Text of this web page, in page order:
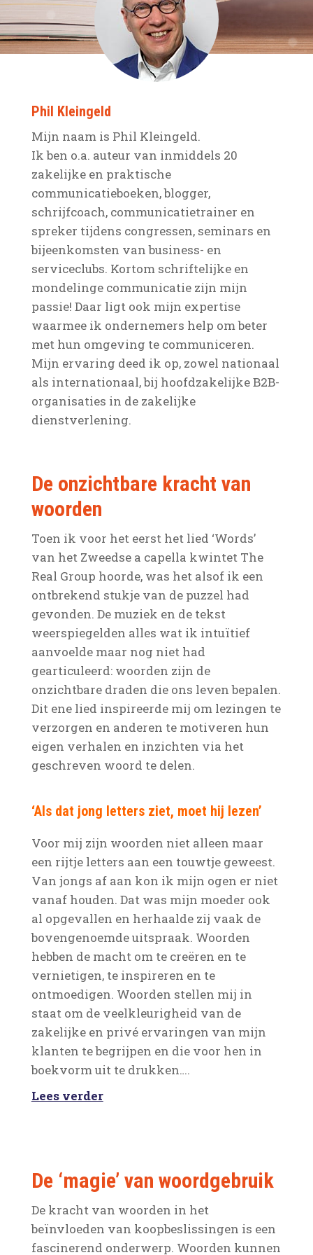
Phil Kleingeld
Mijn naam is Phil Kleingeld.
Ik ben o.a. auteur van inmiddels 20
zakelijke en praktische
communicatieboeken, blogger,
schrijfcoach, communicatietrainer en
spreker tijdens congressen, seminars en
bijeenkomsten van business- en
serviceclubs. Kortom schriftelijke en
mondelinge communicatie zijn mijn
passie! Daar ligt ook mijn expertise
waarmee ik ondernemers help om beter
met hun omgeving te communiceren.
Mijn ervaring deed ik op, zowel nationaal
als internationaal, bij hoofdzakelijke B2B-
organisaties in de zakelijke
dienstverlening.
De onzichtbare kracht van
woorden
Toen ik voor het eerst het lied ‘Words’
van het Zweedse a capella kwintet The
Real Group hoorde, was het alsof ik een
ontbrekend stukje van de puzzel had
gevonden. De muziek en de tekst
weerspiegelden alles wat ik intuïtief
aanvoelde maar nog niet had
gearticuleerd: woorden zijn de
onzichtbare draden die ons leven bepalen.
Dit ene lied inspireerde mij om lezingen te
verzorgen en anderen te motiveren hun
eigen verhalen en inzichten via het
geschreven woord te delen.
‘Als dat jong letters ziet, moet hij lezen’
Voor mij zijn woorden niet alleen maar
een rijtje letters aan een touwtje geweest.
Van jongs af aan kon ik mijn ogen er niet
vanaf houden. Dat was mijn moeder ook
al opgevallen en herhaalde zij vaak de
bovengenoemde uitspraak. Woorden
hebben de macht om te creëren en te
vernietigen, te inspireren en te
ontmoedigen. Woorden stellen mij in
staat om de veelkleurigheid van de
zakelijke en privé ervaringen van mijn
klanten te begrijpen en die voor hen in
boekvorm uit te drukken….
Lees verder
De ‘magie’ van woordgebruik
De kracht van woorden in het
beïnvloeden van koopbeslissingen is een
fascinerend onderwerp. Woorden kunnen